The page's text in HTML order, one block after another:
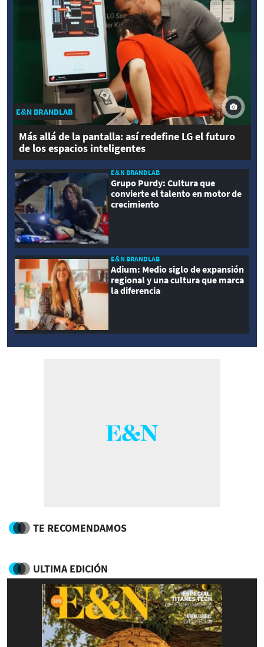
E&N BRANDLAB
Más allá de la pantalla: así redefine LG el futuro
de los espacios inteligentes
E&N BRANDLAB
Grupo Purdy: Cultura que
convierte el talento en motor de
crecimiento
E&N BRANDLAB
Adium: Medio siglo de expansión
regional y una cultura que marca
la diferencia
TE RECOMENDAMOS
ULTIMA EDICIÓN